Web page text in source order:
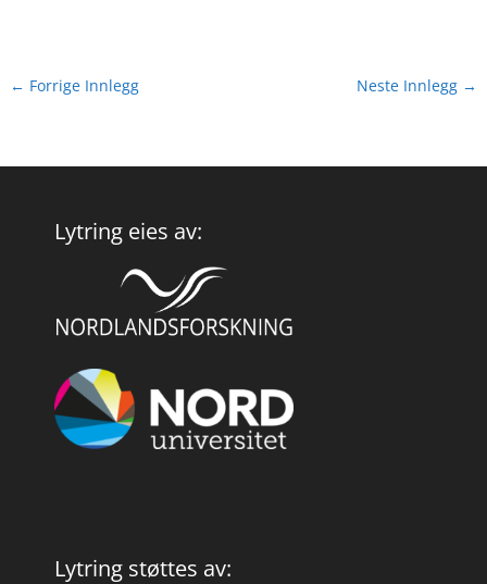
← Forrige Innlegg Neste Innlegg →
Lytring eies av:
Lytring støttes av: